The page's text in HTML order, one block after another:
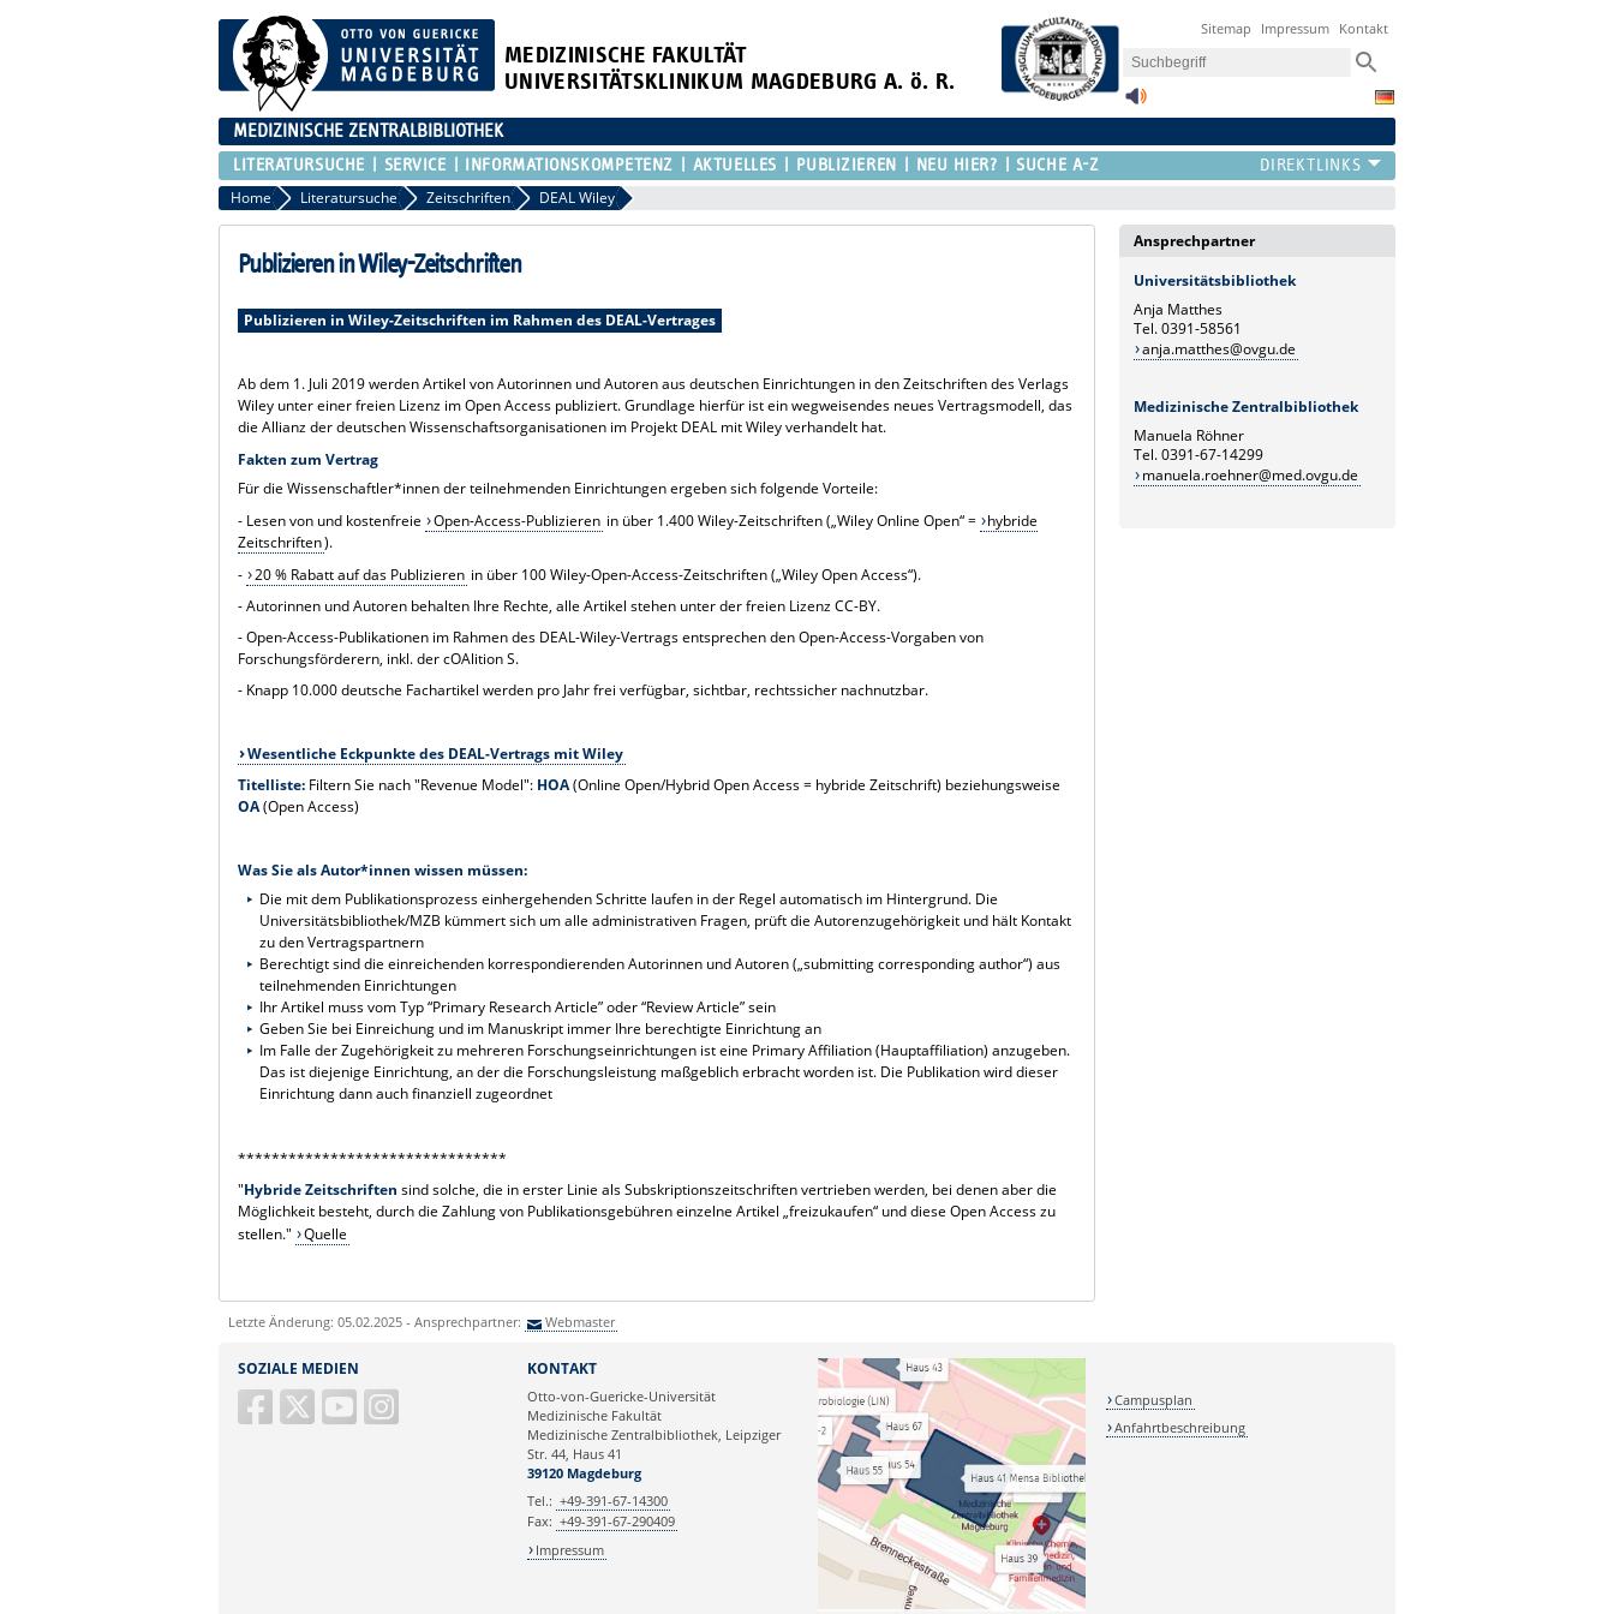
MEDIZINISCHE FAKULTÄT
UNIVERSITÄTSKLINIKUM MAGDEBURG A. ö. R.
Sitemap Impressum Kontakt
MEDIZINISCHE ZENTRALBIBLIOTHEK
LITERATURSUCHE SERVICE INFORMATIONSKOMPETENZ AKTUELLES PUBLIZIEREN NEU HIER? SUCHE A-Z
Home Literatursuche Zeitschriften DEAL Wiley
Publizieren in Wiley-Zeitschriften
Publizieren in Wiley-Zeitschriften im Rahmen des DEAL-Vertrages
Ab dem 1. Juli 2019 werden Artikel von Autorinnen und Autoren aus deutschen Einrichtungen in den Zeitschriften des Verlags
Wiley unter einer freien Lizenz im Open Access publiziert. Grundlage hierfür ist ein wegweisendes neues Vertragsmodell, das
die Allianz der deutschen Wissenschaftsorganisationen im Projekt DEAL mit Wiley verhandelt hat.
Fakten zum Vertrag
Für die Wissenschaftler*innen der teilnehmenden Einrichtungen ergeben sich folgende Vorteile:
- Lesen von und kostenfreie
Open-Access-Publizieren in über 1.400 Wiley-Zeitschriften („Wiley Online Open“ = hybride
Zeitschriften).
- 20 % Rabatt auf das Publizieren in über 100 Wiley-Open-Access-Zeitschriften („Wiley Open Access“).
- Autorinnen und Autoren behalten Ihre Rechte, alle Artikel stehen unter der freien Lizenz CC-BY.
- Open-Access-Publikationen im Rahmen des DEAL-Wiley-Vertrags entsprechen den Open-Access-Vorgaben von
Forschungsförderern, inkl. der cOAlition S.
- Knapp 10.000 deutsche Fachartikel werden pro Jahr frei verfügbar, sichtbar, rechtssicher nachnutzbar.
Wesentliche Eckpunkte des DEAL-Vertrags mit Wiley
Titelliste: Filtern Sie nach "Revenue Model": HOA(Online Open/Hybrid Open Access = hybride Zeitschrift) beziehungsweise
OA(Open Access)
Was Sie als Autor*innen wissen müssen:
Die mit dem Publikationsprozess einhergehenden Schritte laufen in der Regel automatisch im Hintergrund. Die
Universitätsbibliothek/MZB kümmert sich um alle administrativen Fragen, prüft die Autorenzugehörigkeit und hält Kontakt
zu den Vertragspartnern
Berechtigt sind die einreichenden korrespondierenden Autorinnen und Autoren („submitting corresponding author“) aus
teilnehmenden Einrichtungen
Ihr Artikel muss vom Typ “Primary Research Article” oder “Review Article” sein
Geben Sie bei Einreichung und im Manuskript immer Ihre berechtigte Einrichtung an
Im Falle der Zugehörigkeit zu mehreren Forschungseinrichtungen ist eine Primary Affiliation (Hauptaffiliation) anzugeben.
Das ist diejenige Einrichtung, an der die Forschungsleistung maßgeblich erbracht worden ist. Die Publikation wird dieser
Einrichtung dann auch finanziell zugeordnet
********************************
"Hybride Zeitschriften sind solche, die in erster Linie als Subskriptionszeitschriften vertrieben werden, bei denen aber die
Möglichkeit besteht, durch die Zahlung von Publikationsgebühren einzelne Artikel „freizukaufen“ und diese Open Access zu
stellen."
Quelle
Ansprechpartner
Universitätsbibliothek
Anja Matthes
Tel. 0391-58561
anja.matthes@ovgu.de
Medizinische Zentralbibliothek
Manuela Röhner
Tel. 0391-67-14299
manuela.roehner@med.ovgu.de
Letzte Änderung: 05.02.2025 - Ansprechpartner: Webmaster
SOZIALE MEDIEN KONTAKT
Otto-von-Guericke-Universität
Medizinische Fakultät
Medizinische Zentralbibliothek, Leipziger
Str. 44, Haus 41
39120 Magdeburg
Tel.: +49-391-67-14300
Fax: +49-391-67-290409
Impressum
Campusplan
Anfahrtbeschreibung